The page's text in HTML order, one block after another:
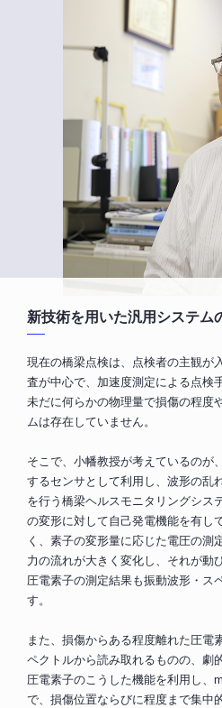
新技術を用いた汎用システム
現在の橋梁点検は、点検者の主観が
査が中心で、加速度測定による点検
未だに何らかの物理量で損傷の程度
ムは存在していません。
そこで、小幡教授が考えているのが
するセンサとして利用し、波形の乱
を行う橋梁ヘルスモニタリングシス
の変形に対して自己発電機能を有し
く、素子の変形量に応じた電圧の測
力の流れが大きく変化し、それが動
圧電素子の測定結果も振動波形・ス
す。
また、損傷からある程度離れた圧電
ペクトルから読み取れるものの、劇
圧電素子のこうした機能を利用し、
で、損傷位置ならびに程度まで集中